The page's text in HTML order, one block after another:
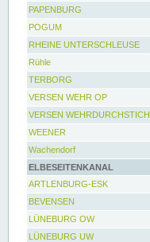
PAPENBURG
POGUM
RHEINE UNTERSCHLEUSE
Rühle
TERBORG
VERSEN WEHR OP
VERSEN WEHRDURCHSTICH
WEENER
Wachendorf
ELBESEITENKANAL
ARTLENBURG-ESK
BEVENSEN
LÜNEBURG OW
LÜNEBURG UW